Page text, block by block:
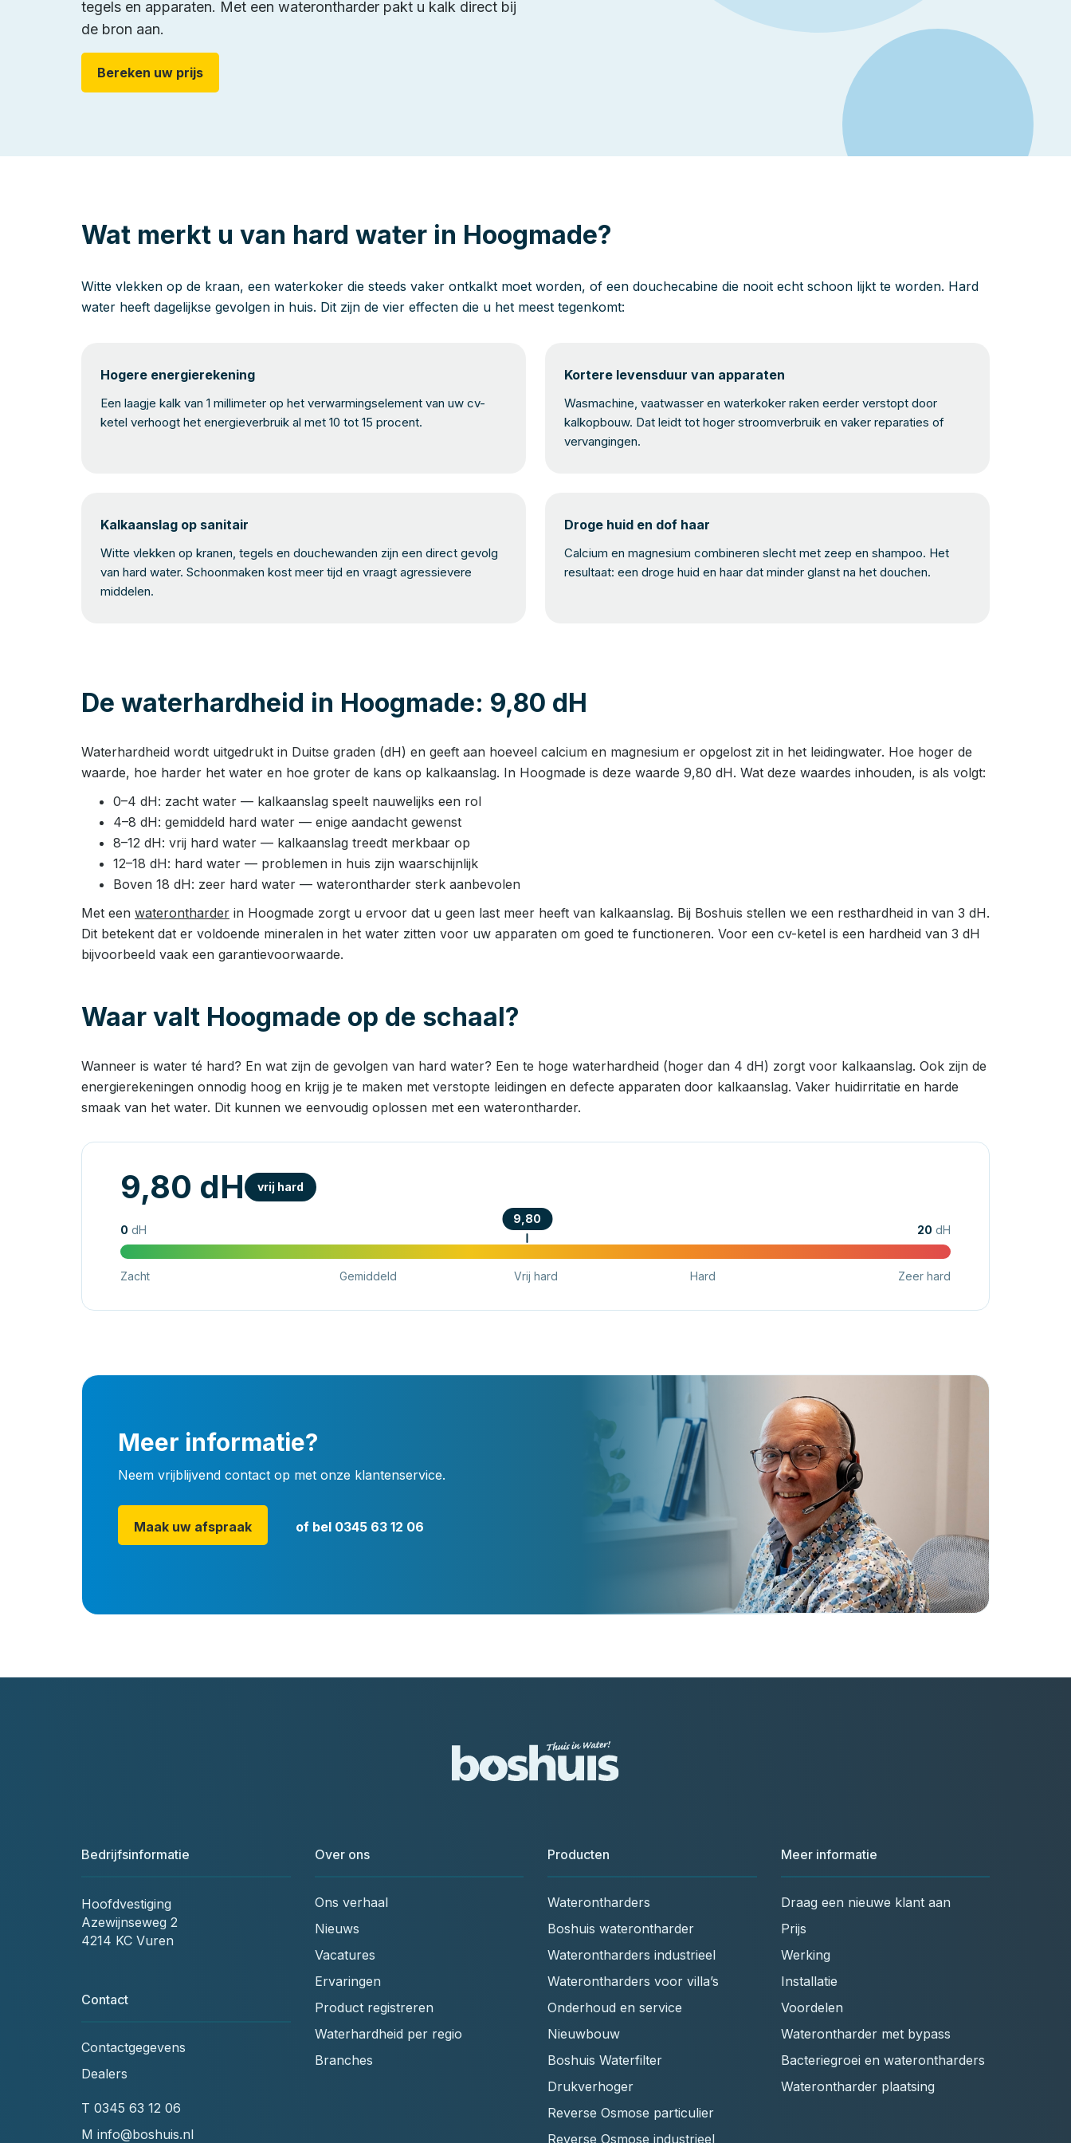
tegels en apparaten. Met een waterontharder pakt u kalk direct bij
de bron aan.
Bereken uw prijs
Wat merkt u van hard water in Hoogmade?
Witte vlekken op de kraan, een waterkoker die steeds vaker ontkalkt moet worden, of een douchecabine die nooit echt schoon lijkt te worden. Hard
water heeft dagelijkse gevolgen in huis. Dit zijn de vier effecten die u het meest tegenkomt:
Hogere energierekening
Een laagje kalk van 1 millimeter op het verwarmingselement van uw cv-
ketel verhoogt het energieverbruik al met 10 tot 15 procent.
Kortere levensduur van apparaten
Wasmachine, vaatwasser en waterkoker raken eerder verstopt door
kalkopbouw. Dat leidt tot hoger stroomverbruik en vaker reparaties of
vervangingen.
Kalkaanslag op sanitair
Witte vlekken op kranen, tegels en douchewanden zijn een direct gevolg
van hard water. Schoonmaken kost meer tijd en vraagt agressievere
middelen.
Droge huid en dof haar
Calcium en magnesium combineren slecht met zeep en shampoo. Het
resultaat: een droge huid en haar dat minder glanst na het douchen.
De waterhardheid in Hoogmade: 9,80 dH
Waterhardheid wordt uitgedrukt in Duitse graden (dH) en geeft aan hoeveel calcium en magnesium er opgelost zit in het leidingwater. Hoe hoger de
waarde, hoe harder het water en hoe groter de kans op kalkaanslag. In Hoogmade is deze waarde 9,80 dH. Wat deze waardes inhouden, is als volgt:
0–4 dH: zacht water — kalkaanslag speelt nauwelijks een rol
4–8 dH: gemiddeld hard water — enige aandacht gewenst
8–12 dH: vrij hard water — kalkaanslag treedt merkbaar op
12–18 dH: hard water — problemen in huis zijn waarschijnlijk
Boven 18 dH: zeer hard water — waterontharder sterk aanbevolen
Met een waterontharder in Hoogmade zorgt u ervoor dat u geen last meer heeft van kalkaanslag. Bij Boshuis stellen we een resthardheid in van 3 dH.
Dit betekent dat er voldoende mineralen in het water zitten voor uw apparaten om goed te functioneren. Voor een cv-ketel is een hardheid van 3 dH
bijvoorbeeld vaak een garantievoorwaarde.
Waar valt Hoogmade op de schaal?
Wanneer is water té hard? En wat zijn de gevolgen van hard water? Een te hoge waterhardheid (hoger dan 4 dH) zorgt voor kalkaanslag. Ook zijn de
energierekeningen onnodig hoog en krijg je te maken met verstopte leidingen en defecte apparaten door kalkaanslag. Vaker huidirritatie en harde
smaak van het water. Dit kunnen we eenvoudig oplossen met een waterontharder.
9,80 dH vrij hard
0 dH 20 dH
9,80
Zacht Gemiddeld Vrij hard Hard Zeer hard
Meer informatie?
Neem vrijblijvend contact op met onze klantenservice.
Maak uw afspraak of bel 0345 63 12 06
Bedrijfsinformatie
Hoofdvestiging
Azewijnseweg 2
4214 KC Vuren
Contact
Contactgegevens
Dealers
T 0345 63 12 06
M info@boshuis.nl
Over ons
Ons verhaal
Nieuws
Vacatures
Ervaringen
Product registreren
Waterhardheid per regio
Branches
Producten
Waterontharders
Boshuis waterontharder
Waterontharders industrieel
Waterontharders voor villa’s
Onderhoud en service
Nieuwbouw
Boshuis Waterfilter
Drukverhoger
Reverse Osmose particulier
Reverse Osmose industrieel
Meer informatie
Draag een nieuwe klant aan
Prijs
Werking
Installatie
Voordelen
Waterontharder met bypass
Bacteriegroei en waterontharders
Waterontharder plaatsing